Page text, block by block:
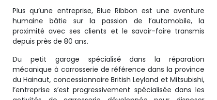
Plus qu’une entreprise, Blue Ribbon est une aventure
humaine bâtie sur la passion de l’automobile, la
proximité avec ses clients et le savoir-faire transmis
depuis près de 80 ans.
Du petit garage spécialisé dans la réparation
mécanique à carrosserie de référence dans la province
du Hainaut, concessionnaire British Leyland et Mitsubishi,
l’entreprise s’est progressivement spécialisée dans les